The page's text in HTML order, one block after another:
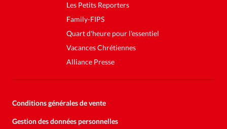
Les Petits Reporters
Family-FIPS
Quart d'heure pour l'essentiel
Vacances Chrétiennes
Alliance Presse
Conditions générales de vente
Gestion des données personnelles